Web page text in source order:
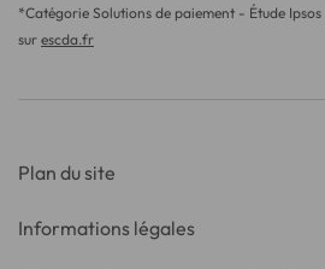
*Catégorie Solutions de paiement - Étude
sur escda.fr
Plan du site
Informations légales